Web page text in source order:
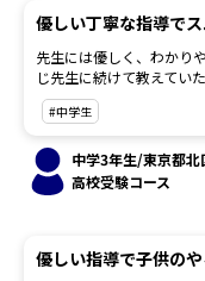
優しい丁寧な指導でス
先生には優しく、わかり
じ先生に続けて教えてい
#中学生
中学3年生/東京都北
高校受験コース
優しい指導で子供の